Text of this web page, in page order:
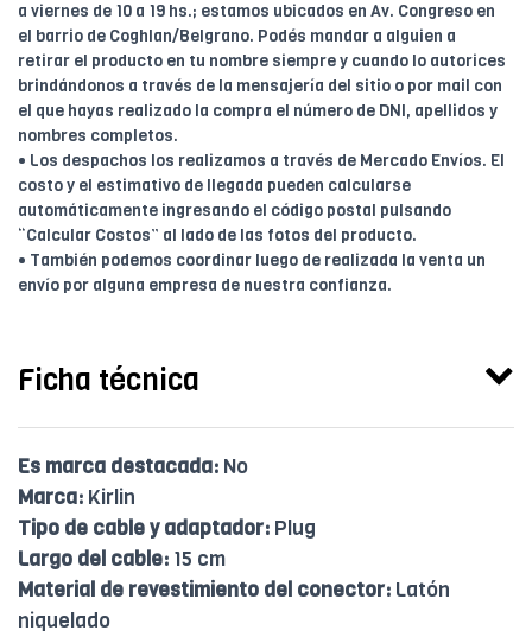
a viernes de 10 a 19 hs.; estamos ubicados en Av. Congreso en
el barrio de Coghlan/Belgrano. Podés mandar a alguien a
retirar el producto en tu nombre siempre y cuando lo autorices
brindándonos a través de la mensajería del sitio o por mail con
el que hayas realizado la compra el número de DNI, apellidos y
nombres completos.
• Los despachos los realizamos a través de Mercado Envíos. El
costo y el estimativo de llegada pueden calcularse
automáticamente ingresando el código postal pulsando
“Calcular Costos” al lado de las fotos del producto.
• También podemos coordinar luego de realizada la venta un
envío por alguna empresa de nuestra confianza.
Ficha técnica
Es marca destacada: No
Marca: Kirlin
Tipo de cable y adaptador: Plug
Largo del cable: 15 cm
Material de revestimiento del conector: Latón
niquelado